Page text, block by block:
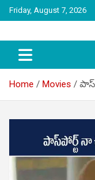
Skip
to
Friday, August 7, 2026
Tag Telugu
Home Movies